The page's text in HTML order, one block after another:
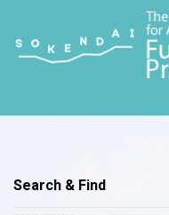
Search & Find